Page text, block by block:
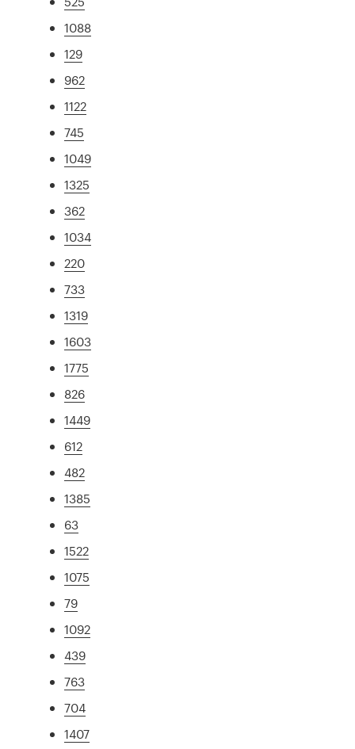
1088
129
962
1122
745
1049
1325
362
1034
220
733
1319
1603
1775
826
1449
612
482
1385
63
1522
1075
79
1092
439
763
704
1407